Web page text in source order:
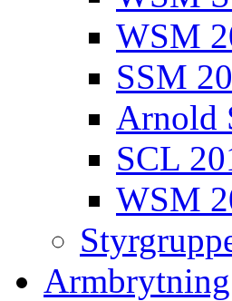
WSM
SSM
Arnold
SCL
WSM
Armbrytning